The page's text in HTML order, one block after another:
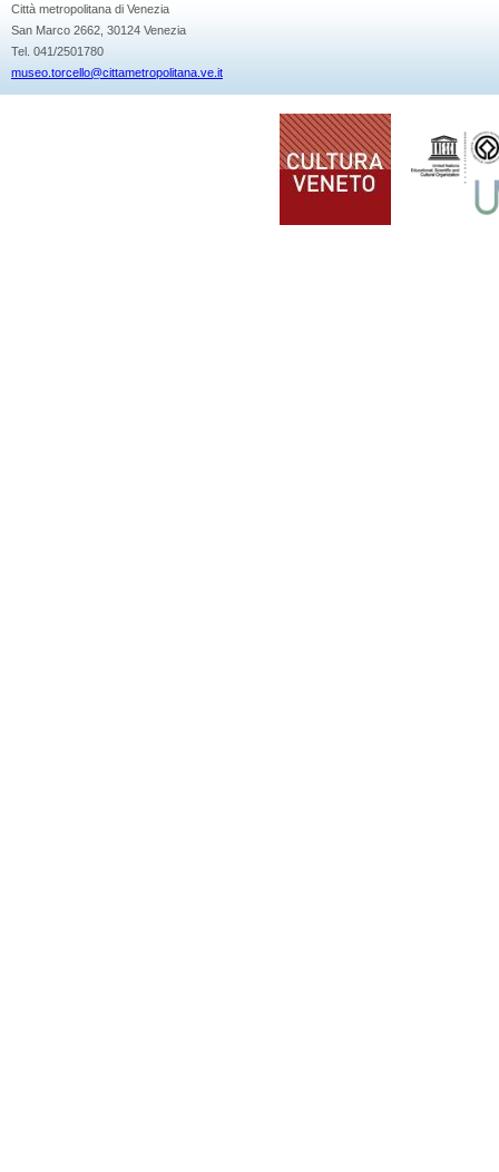
Città metropolitana di Venezia
San Marco 2662, 30124 Venezia
Tel. 041/2501780
museo.torcello@cittametropolitana.ve.it